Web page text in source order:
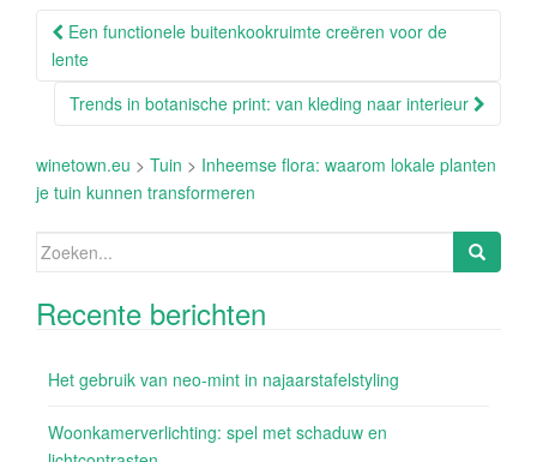
Berichtnavigatie
Een functionele buitenkookruimte creëren voor de
lente
Trends in botanische print: van kleding naar interieur
winetown.eu > Tuin > Inheemse flora: waarom lokale planten
je tuin kunnen transformeren
Zoeken
Recente berichten
Het gebruik van neo-mint in najaarstafelstyling
Woonkamerverlichting: spel met schaduw en